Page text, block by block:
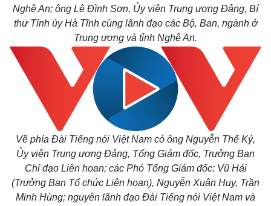
Nghệ An; ông Lê Đình Sơn, Ủy viên Trung ương Đảng, Bí
thư Tỉnh ủy Hà Tĩnh cùng lãnh đạo các Bộ, Ban, ngành ở
Trung ương và tỉnh Nghệ An.
Về phía Đài Tiếng nói Việt Nam có ông Nguyễn Thế Kỷ,
Ủy viên Trung ương Đảng, Tổng Giám đốc, Trưởng Ban
Chỉ đạo Liên hoan; các Phó Tổng Giám đốc: Vũ Hải
(Trưởng Ban Tổ chức Liên hoan), Nguyễn Xuân Huy, Trần
Minh Hùng; nguyên lãnh đạo Đài Tiếng nói Việt Nam và